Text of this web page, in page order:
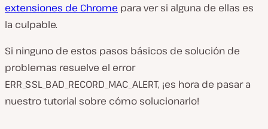
extensiones de Chrome para ver si alguna de ellas es
la culpable.
Si ninguno de estos pasos básicos de solución de
problemas resuelve el error
ERR_SSL_BAD_RECORD_MAC_ALERT, ¡es hora de pasar a
nuestro tutorial sobre cómo solucionarlo!